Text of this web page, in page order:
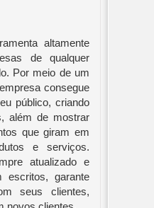
altamente
de qualquer
Por meio de um
consegue
público, criando
além de mostrar
que giram em
e serviços.
atualizado e
escritos, garante
seus clientes,